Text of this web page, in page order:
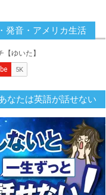
発音・アメリカ生活
なたは英語が話せない